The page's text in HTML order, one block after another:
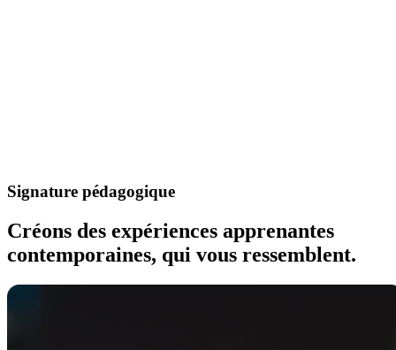
Signature pédagogique
Créons des expériences apprenantes
contemporaines, qui vous ressemblent.